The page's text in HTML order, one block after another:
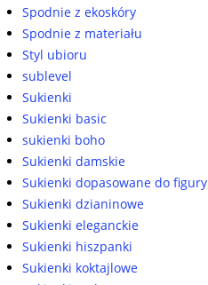
Spodnie z ekoskóry
Spodnie z materiału
Styl ubioru
sublevel
Sukienki
Sukienki basic
sukienki boho
Sukienki damskie
Sukienki dopasowane do figury
Sukienki dzianinowe
Sukienki eleganckie
Sukienki hiszpanki
Sukienki koktajlowe